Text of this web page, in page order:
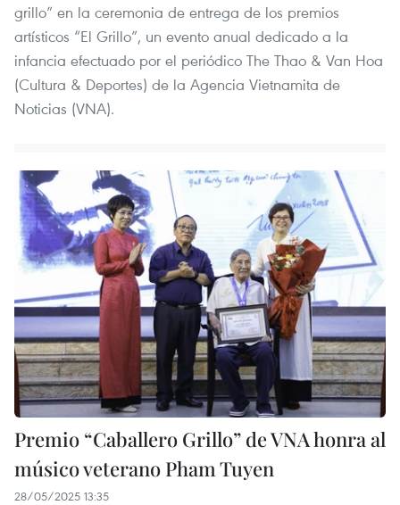
grillo” en la ceremonia de entrega de los premios
artísticos “El Grillo”, un evento anual dedicado a la
infancia efectuado por el periódico The Thao & Van Hoa
(Cultura & Deportes) de la Agencia Vietnamita de
Noticias (VNA).
Premio “Caballero Grillo” de VNA honra al
músico veterano Pham Tuyen
28/05/2025 13:35